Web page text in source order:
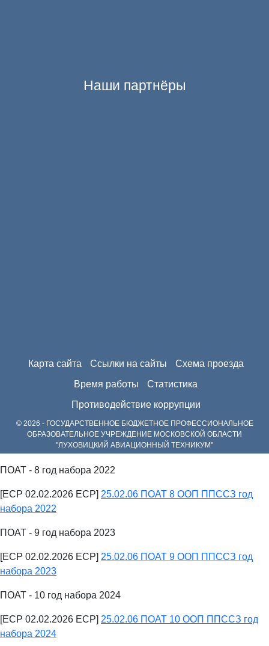
Наши партнёры
Карта сайта Ссылки на сайты
Схема проезда
Время работы
Статистика
Противодействие коррупции
© 2026 - ГОСУДАРСТВЕННОЕ БЮДЖЕТНОЕ ПРОФЕССИОНАЛЬНОЕ
ОБРАЗОВАТЕЛЬНОЕ УЧРЕЖДЕНИЕ МОСКОВСКОЙ ОБЛАСТИ
"ЛУХОВИЦКИЙ АВИАЦИОННЫЙ ТЕХНИКУМ"
ПОАТ - 8 год набора 2022
[ECP 02.02.2026 ECP] 25.02.06 ПОАТ 8 ООП ППССЗ год
набора 2022
ПОАТ - 9 год набора 2023
[ECP 02.02.2026 ECP] 25.02.06 ПОАТ 9 ООП ППССЗ год
набора 2023
ПОАТ - 10 год набора 2024
[ECP 02.02.2026 ECP] 25.02.06 ПОАТ 10 ООП ППССЗ год
набора 2024